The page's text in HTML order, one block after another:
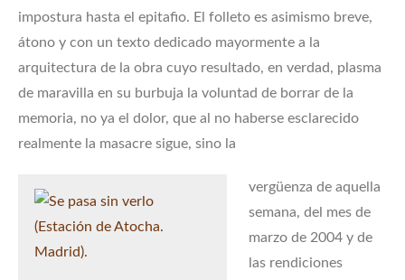
impostura hasta el epitafio. El folleto es asimismo breve,
átono y con un texto dedicado mayormente a la
arquitectura de la obra cuyo resultado, en verdad, plasma
de maravilla en su burbuja la voluntad de borrar de la
memoria, no ya el dolor, que al no haberse esclarecido
realmente la masacre sigue, sino la
vergüenza de aquella
semana, del mes de
marzo de 2004 y de
las rendiciones